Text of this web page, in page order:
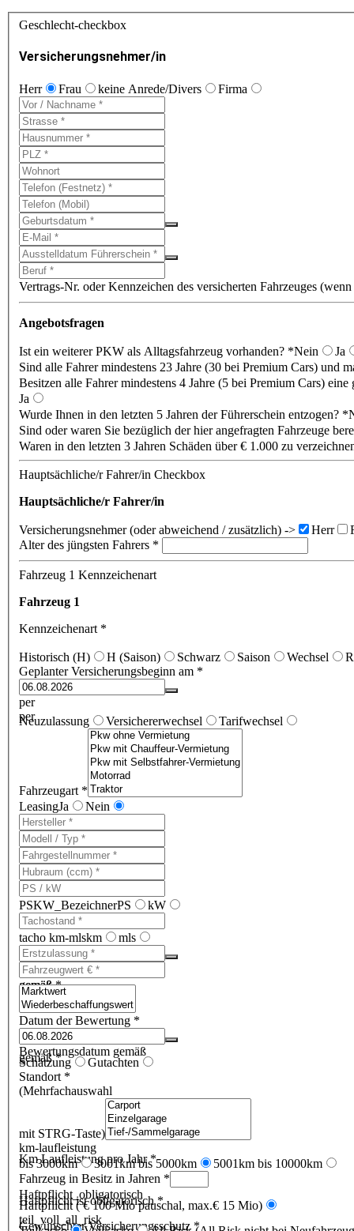
Geschlecht-checkbox
Versicherungsnehmer/in
Herr Frau keine Anrede/Divers Firma
Vertrags-Nr. oder Kennzeichen des versicherten Fahrzeuges
Angebotsfragen
Ist ein weiterer PKW als Alltagsfahrzeug vorhanden? *Nein
Ja
Sind alle Fahrer mindestens 23 Jahre (30 bei Premium Cars) und
Besitzen alle Fahrer mindestens 4 Jahre (5 bei Premium Cars)
Ja
Wurde Ihnen in den letzten 5 Jahren der Führerschein entzogen? *
Sind oder waren Sie bezüglich der hier angefragten Fahrzeuge
Waren in den letzten 3 Jahren Schäden über € 1.000 zu
Hauptsächliche/r Fahrer/in Checkbox
Hauptsächliche/r Fahrer/in
Versicherungsnehmer (oder abweichend / zusätzlich) -> Herr
Alter des jüngsten Fahrers *
Fahrzeug 1 Kennzeichenart
Fahrzeug 1
Kennzeichenart *
Historisch (H) H (Saison) Schwarz Saison Wechsel
Geplanter Versicherungsbeginn am *
per
per
Neuzulassung Versichererwechsel Tarifwechsel
Fahrzeugart *
LeasingJa Nein
PSKW_BezeichnerPS kW
tacho km-mlskm mls
gemäß
gemäß *
Datum der Bewertung *
Bewertungsdatum gemäß
gemäß *
Schätzung
Gutachten
Standort *
(Mehrfachauswahl
mit STRG-Taste)
km-laufleistung
Km Laufleistung pro Jahr *
bis 3000km 3001km bis 5000km
5001km bis 10000km
Fahrzeug in Besitz in Jahren *
Haftpflicht_obligatorisch
Haftpflicht ist obligatorisch *
Haftpflicht ( € 100 Mio pauschal, max.€ 15 Mio)
teil_voll_all_risk
Gewünschter Versicherungsschutz *